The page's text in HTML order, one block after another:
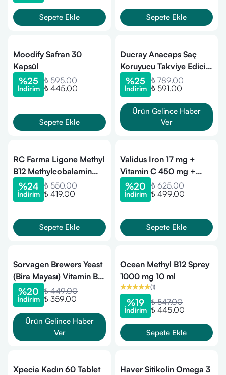
Sepete Ekle Sepete Ekle
Moodify Safran 30
Kapsül
%25
İndirim
₺ 595.00
₺ 445.00
Sepete Ekle
Ducray Anacaps Saç
Koruyucu Takviye Edici
Gıda 30 Kapsül
%25
İndirim
₺ 789.00
₺ 591.00
Ürün Gelince Haber
Ver
RC Farma Ligone Methyl
B12 Methylcobalamin
Takviye Edici Gıda Dilaltı
Sprey 30 ml
%24
İndirim
₺ 550.00
₺ 419.00
Sepete Ekle
Validus Iron 17 mg +
Vitamin C 450 mg +
Inulin 250 mg + Vitamin
B12 1000 mcg 90 Kapsül
%20
İndirim
₺ 625.00
₺ 499.00
Sepete Ekle
Sorvagen Brewers Yeast
(Bira Mayası) Vitamin B12
250 Tablet
%20
İndirim
₺ 449.00
₺ 359.00
Ürün Gelince Haber
Ver
Ocean Methyl B12 Sprey
1000 mg 10 ml
(1)
%19
İndirim
₺ 547.00
₺ 445.00
Sepete Ekle
Xpecia Kadın 60 Tablet
Haver Sitikolin Omega 3